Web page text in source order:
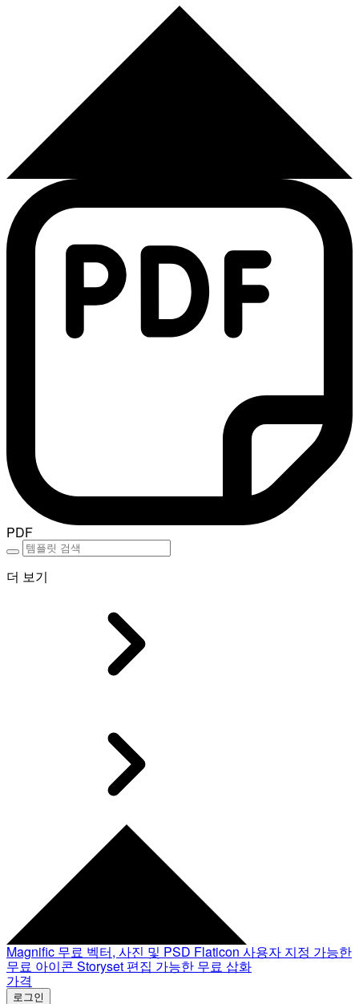
PDF
더 보기
Magnific 무료 벡터, 사진 및 PSD Flaticon 사용자 지정 가능한
무료 아이콘 Storyset 편집 가능한 무료 삽화
가격
로그인